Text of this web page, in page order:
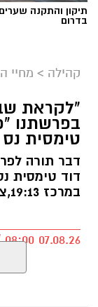
ארכיון
נתינה מתוך
של טל מלכה
טל מלכה,
יבנה. כשהיה
ועמית.
הנצחה מתוך
תיקון והתקנה
בדרום
קהילה > מחיי
"לקראת
בפרשתנו
טימסית נס
דבר תורה
דוד טימסית
במרכז 19:13,צאת שבת 20:02
07.08.26